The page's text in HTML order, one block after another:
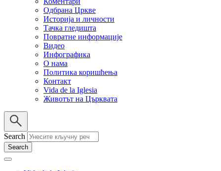
Одбрана Цркве
Историја и личности
Тачка гледишта
Повратне информације
Видео
Инфографика
О нама
Политика коришћења
Контакт
Vida de la Iglesia
Животът на Църквата
Search